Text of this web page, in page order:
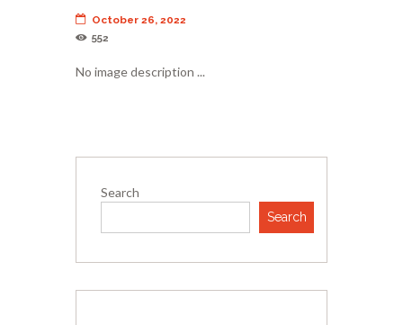
October 26, 2022
552
No image description ...
Search
Search